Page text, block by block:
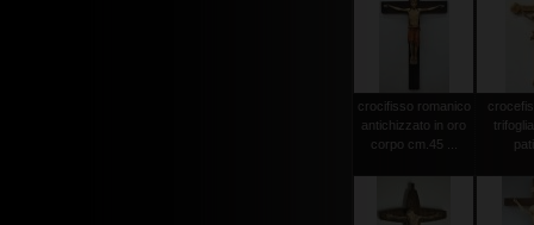
crocifisso romanico
antichizzato in oro
corpo cm.45 ...